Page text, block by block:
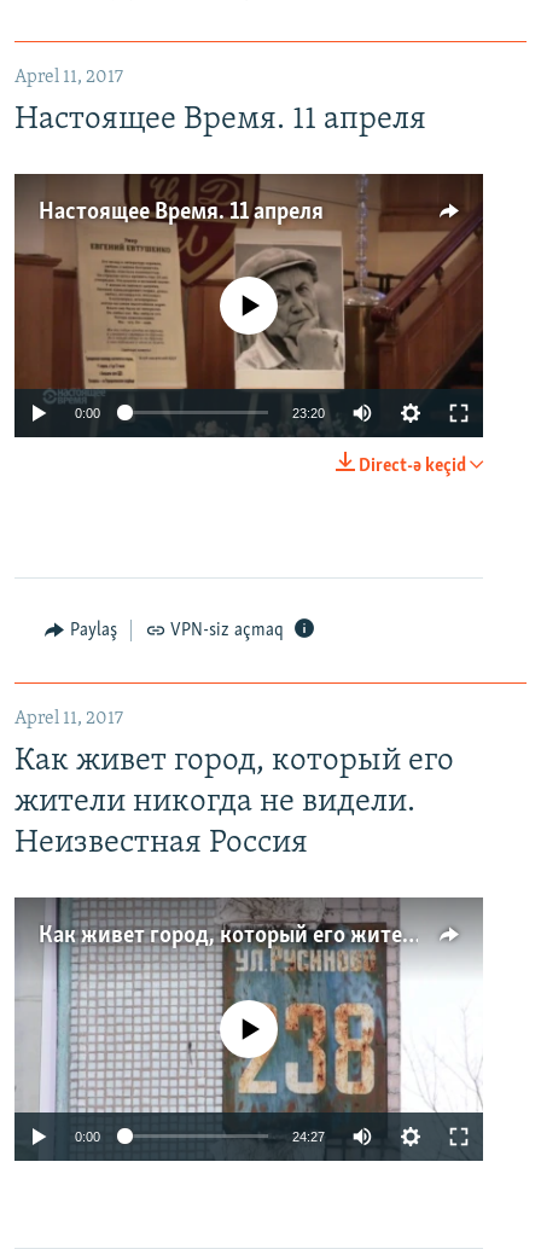
Aprel 11, 2017
Настоящее Время. 11 апреля
Настоящее Время. 11 апреля
No media source currently available
0:00 23:20
Direct-ə keçid
Paylaş VPN-siz açmaq
Aprel 11, 2017
Как живет город, который его
жители никогда не видели.
Неизвестная Россия
Как живет город, который его жители никогда не видели. Неизвестная Россия
No media source currently available
0:00 24:27